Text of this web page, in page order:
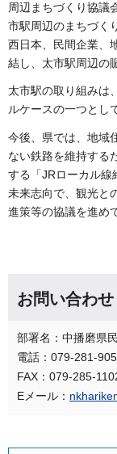
周辺まちづくり協議
市駅周辺のまちづく
西日本、民間企業、
結し、太市駅周辺の
太市駅の取り組みは
ルケースの一つとし
今後、県では、地域
ない鉄路を維持する
する「JRローカル線
未来志向で、観光と
進策等の協議を進め
お問い合わせ
部署名：中播磨県
電話：079-281-
FAX：079-285-
Eメール：